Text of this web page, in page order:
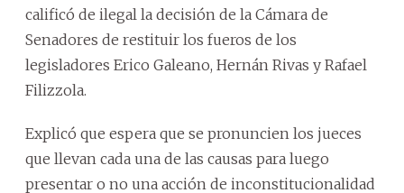
calificó de ilegal la decisión de la Cámara de
Senadores de restituir los fueros de los
legisladores Erico Galeano, Hernán Rivas y Rafael
Filizzola.
Explicó que espera que se pronuncien los jueces
que llevan cada una de las causas para luego
presentar o no una acción de inconstitucionalidad